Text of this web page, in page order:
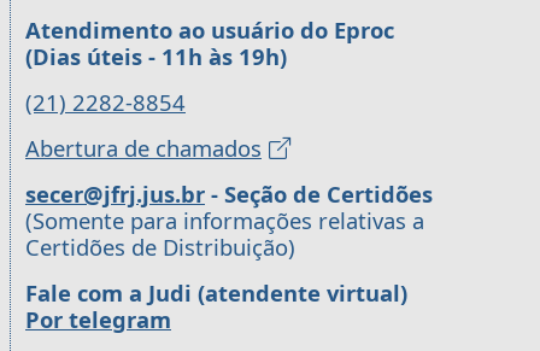
Atendimento ao usuário do Eproc
(Dias úteis - 11h às 19h)
(21) 2282-8854
Abertura de chamados
secer@jfrj.jus.br - Seção de Certidões
(Somente para informações relativas a
Certidões de Distribuição)
Fale com a Judi (atendente virtual)
Por telegram